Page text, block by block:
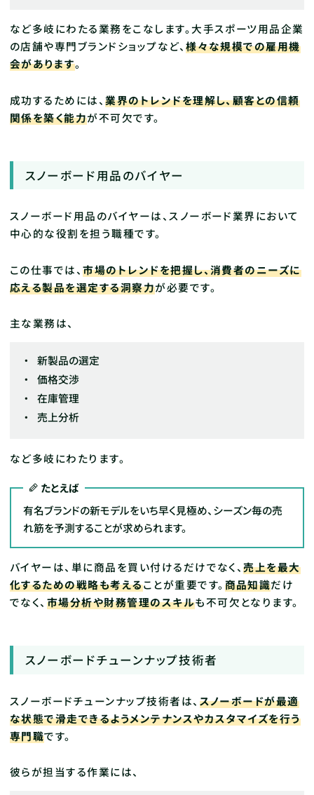
など多岐にわたる業務をこなします。大手スポーツ用品企業
の店舗や専門ブランドショップなど、様々な規模での雇用機
会があります。
成功するためには、業界のトレンドを理解し、顧客との信頼
関係を築く能力が不可欠です。
スノーボード用品のバイヤー
スノーボード用品のバイヤーは、スノーボード業界において
中心的な役割を担う職種です。
この仕事では、市場のトレンドを把握し、消費者のニーズに
応える製品を選定する洞察力が必要です。
主な業務は、
新製品の選定
価格交渉
在庫管理
売上分析
など多岐にわたります。
たとえば
有名ブランドの新モデルをいち早く見極め、シーズン毎の売
れ筋を予測することが求められます。
バイヤーは、単に商品を買い付けるだけでなく、売上を最大
化するための戦略も考えることが重要です。商品知識だけ
でなく、 市場分析や財務管理のスキルも不可欠となります。
スノーボードチューンナップ技術者
スノーボードチューンナップ技術者は、 スノーボードが最適
な状態で滑走できるようメンテナンスやカスタマイズを行う
専門職です。
彼らが担当する作業には、